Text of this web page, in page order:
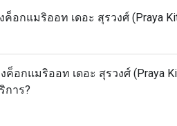
)
รี! เค้กวันเกิดขนาด 0.5 ปอนด์ เมื่อ
ย 24 ชั่วโมง และระบุข้อความ "ฉลอ
วโมง จะได้รับเครื่องดื่มพิเศษม็อกเ
อกแมริออท เดอะ สุรวงศ์ (Praya
อกแมริออท เดอะ สุรวงศ์ (Praya
การ?